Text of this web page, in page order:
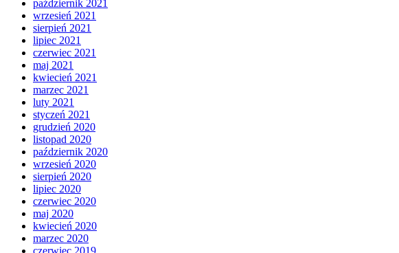
październik 2021
wrzesień 2021
sierpień 2021
lipiec 2021
czerwiec 2021
maj 2021
kwiecień 2021
marzec 2021
luty 2021
styczeń 2021
grudzień 2020
listopad 2020
październik 2020
wrzesień 2020
sierpień 2020
lipiec 2020
czerwiec 2020
maj 2020
kwiecień 2020
marzec 2020
czerwiec 2019